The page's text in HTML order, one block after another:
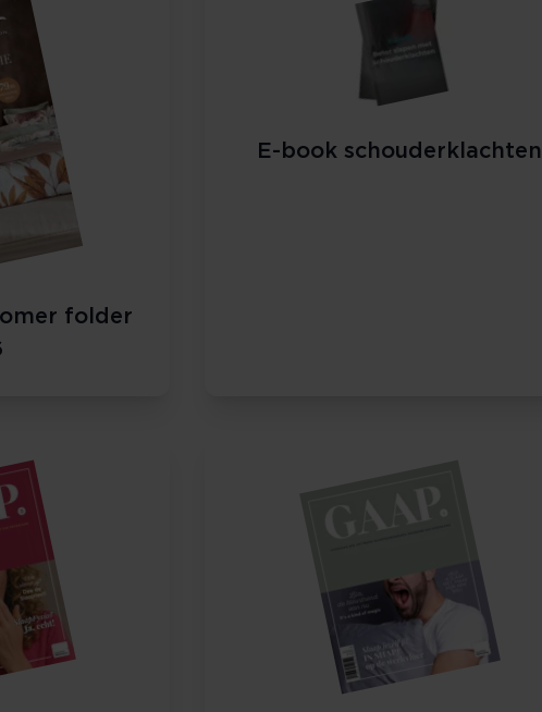
folder
E-book schouderklachten